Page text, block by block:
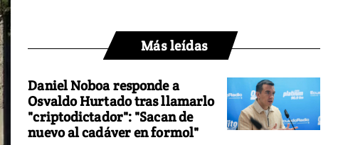
Más leídas
Daniel Noboa responde a
Osvaldo Hurtado tras llamarlo
"criptodictador": "Sacan de
nuevo al cadáver en formol"